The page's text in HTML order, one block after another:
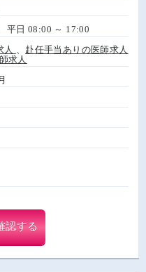
平日 08:00 ～ 17:00
人
赴任手当ありの医師求人
求人
認する